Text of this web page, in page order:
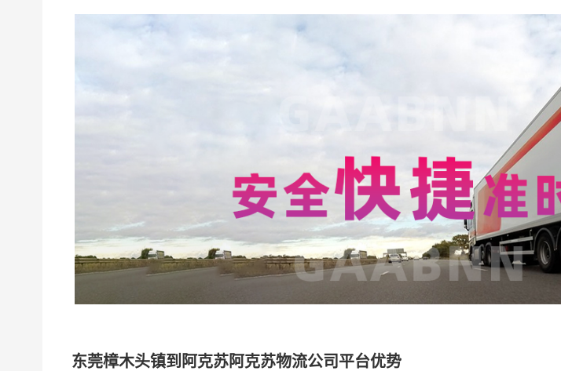
东莞樟木头镇到阿克苏阿克苏物流公司平台优势